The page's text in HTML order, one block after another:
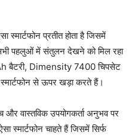
स्मार्टफोन प्रतीत होता है जिसमें
पहलुओं में संतुलन देखने को मिल रहा
बैटरी, Dimensity 7400 चिपसेट
से ऊपर खड़ा करते हैं।
और वास्तविक उपयोगकर्ता अनुभव पर
स्मार्टफोन चाहते हैं जिसमें सिर्फ